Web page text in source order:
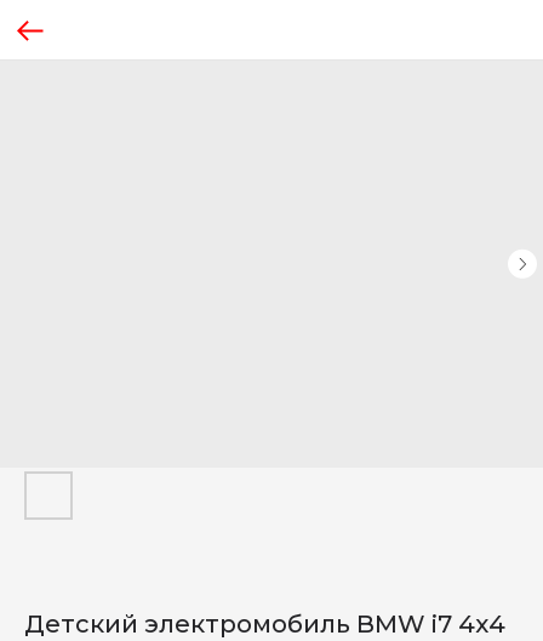
Детский электромобиль BMW i7 4х4